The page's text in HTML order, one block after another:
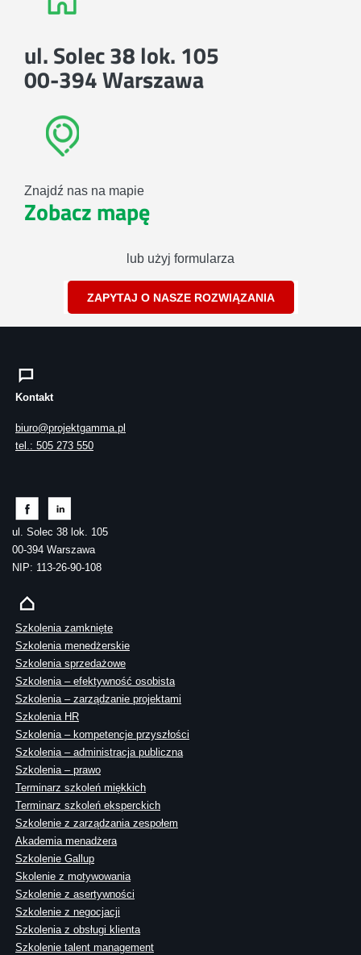
ul. Solec 38 lok. 105
00-394 Warszawa
Znajdź nas na mapie
Zobacz mapę
lub użyj formularza
ZAPYTAJ O NASZE ROZWIĄZANIA
Kontakt
biuro@projektgamma.pl
tel.: 505 273 550
ul. Solec 38 lok. 105
00-394 Warszawa
NIP: 113-26-90-108
Szkolenia zamknięte
Szkolenia menedżerskie
Szkolenia sprzedażowe
Szkolenia – efektywność osobista
Szkolenia – zarządzanie projektami
Szkolenia HR
Szkolenia – kompetencje przyszłości
Szkolenia – administracja publiczna
Szkolenia – prawo
Terminarz szkoleń miękkich
Terminarz szkoleń eksperckich
Szkolenie z zarządzania zespołem
Akademia menadżera
Szkolenie Gallup
Skolenie z motywowania
Szkolenie z asertywności
Szkolenie z negocjacji
Szkolenia z obsługi klienta
Szkolenie talent management